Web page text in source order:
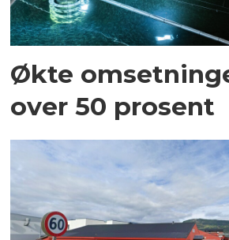
Økte
over 50 prosent